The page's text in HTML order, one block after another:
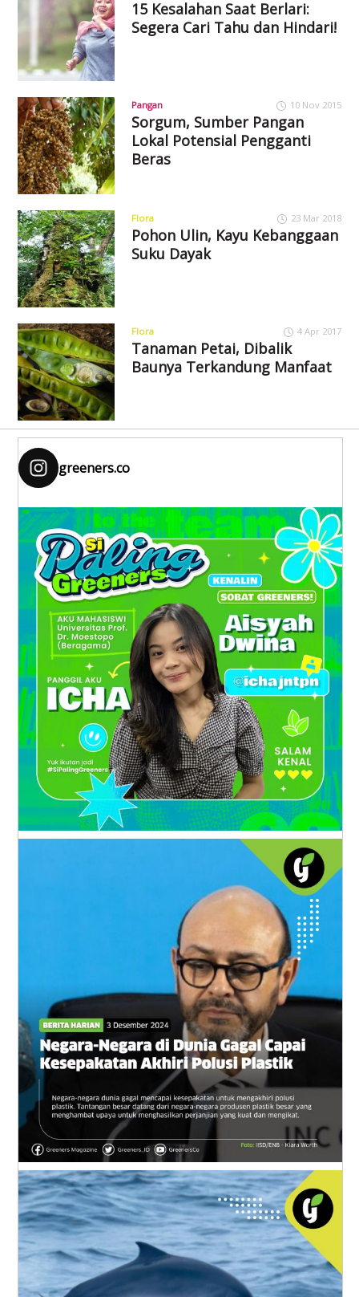
15 Kesalahan Saat Berlari:
Segera Cari Tahu dan Hindari!
Pangan 10 Nov 2015
Sorgum, Sumber Pangan
Lokal Potensial Pengganti
Beras
Flora 23 Mar 2018
Pohon Ulin, Kayu Kebanggaan
Suku Dayak
Flora 4 Apr 2017
Tanaman Petai, Dibalik
Baunya Terkandung Manfaat
greeners.co